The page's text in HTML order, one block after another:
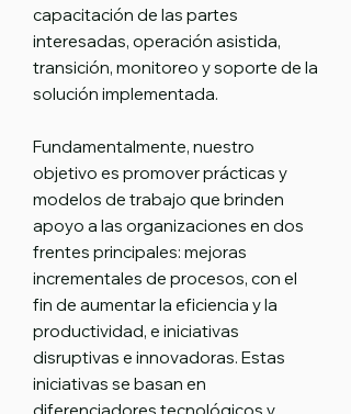
capacitación de las partes
interesadas, operación asistida,
transición, monitoreo y soporte de la
solución implementada.
Fundamentalmente, nuestro
objetivo es promover prácticas y
modelos de trabajo que brinden
apoyo a las organizaciones en dos
frentes principales: mejoras
incrementales de procesos, con el
fin de aumentar la eficiencia y la
productividad, e iniciativas
disruptivas e innovadoras. Estas
iniciativas se basan en